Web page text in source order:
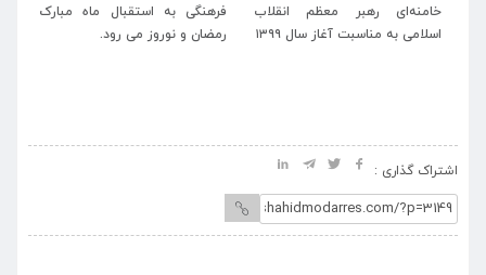
فرهنگی به استقبال ماه مبارک
رمضان و نوروز می رود.
آستانه حضرت حسین بن موسی
الکاظم(ع) و زیارتگاه شهید
اشتراک گذاری :